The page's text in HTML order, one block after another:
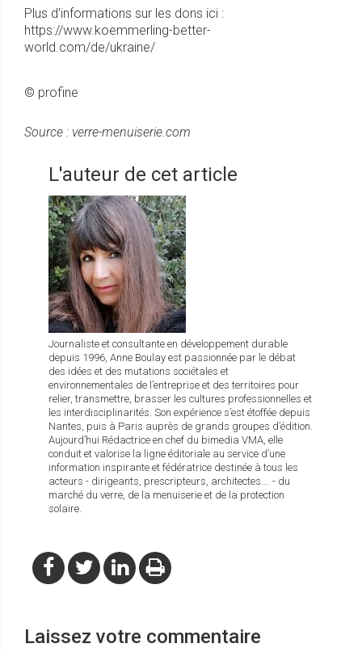
Plus d'informations sur les dons ici :
https://www.koemmerling-better-
world.com/de/ukraine/
© profine
Source : verre-menuiserie.com
L'auteur de cet article
Journaliste et consultante en développement durable
depuis 1996, Anne Boulay est passionnée par le débat
des idées et des mutations sociétales et
environnementales de l’entreprise et des territoires pour
relier, transmettre, brasser les cultures professionnelles et
les interdisciplinarités. Son expérience s’est étoffée depuis
Nantes, puis à Paris auprès de grands groupes d’édition.
Aujourd’hui Rédactrice en chef du bimedia VMA, elle
conduit et valorise la ligne éditoriale au service d’une
information inspirante et fédératrice destinée à tous les
acteurs - dirigeants, prescripteurs, architectes…. - du
marché du verre, de la menuiserie et de la protection
solaire.
Laissez votre commentaire